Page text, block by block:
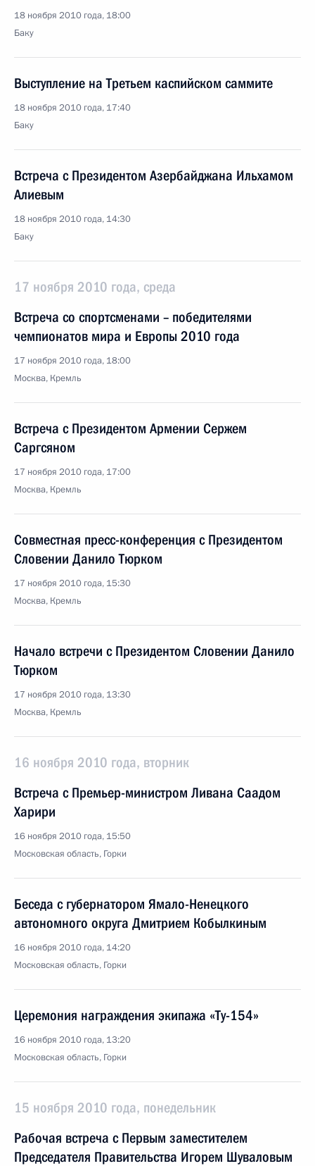
18 ноября 2010 года, 18:00
Баку
Выступление на Третьем каспийском саммите
18 ноября 2010 года, 17:40
Баку
Встреча с Президентом Азербайджана Ильхамом
Алиевым
18 ноября 2010 года, 14:30
Баку
17 ноября 2010 года, среда
Встреча со спортсменами – победителями
чемпионатов мира и Европы 2010 года
17 ноября 2010 года, 18:00
Москва, Кремль
Встреча с Президентом Армении Сержем
Саргсяном
17 ноября 2010 года, 17:00
Москва, Кремль
Совместная пресс-конференция с Президентом
Словении Данило Тюрком
17 ноября 2010 года, 15:30
Москва, Кремль
Начало встречи с Президентом Словении Данило
Тюрком
17 ноября 2010 года, 13:30
Москва, Кремль
16 ноября 2010 года, вторник
Встреча с Премьер-министром Ливана Саадом
Харири
16 ноября 2010 года, 15:50
Московская область, Горки
Беседа с губернатором Ямало-Ненецкого
автономного округа Дмитрием Кобылкиным
16 ноября 2010 года, 14:20
Московская область, Горки
Церемония награждения экипажа «Ту-154»
16 ноября 2010 года, 13:20
Московская область, Горки
15 ноября 2010 года, понедельник
Рабочая встреча с Первым заместителем
Председателя Правительства Игорем Шуваловым